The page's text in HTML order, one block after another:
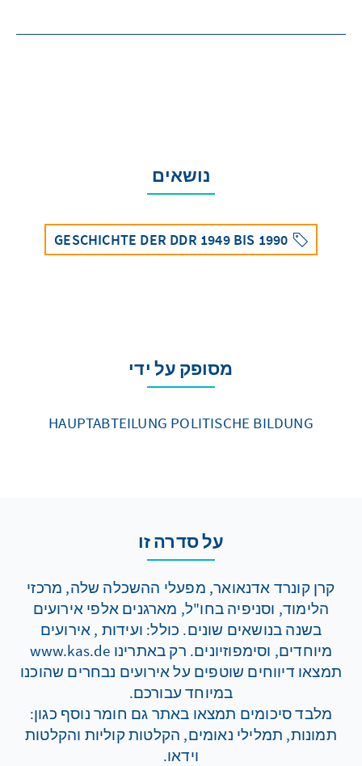
נושאים
GESCHICHTE DER DDR 1949 BIS 1990
מסופק על ידי
HAUPTABTEILUNG POLITISCHE BILDUNG
על סדרה זו
קרן קונרד אדנאואר, מפעלי ההשכלה שלה, מרכזי
הלימוד, וסניפיה בחו"ל, מארגנים אלפי אירועים
בשנה בנושאים שונים. כולל: ועידות , אירועים
מיוחדים, וסימפוזיונים. רק באתרינו www.kas.de
תמצאו דיווחים שוטפים על אירועים נבחרים שהוכנו
במיוחד עבורכם.
מלבד סיכומים תמצאו באתר גם חומר נוסף כגון:
תמונות, תמלילי נאומים, הקלטות קוליות והקלטות
וידאו.